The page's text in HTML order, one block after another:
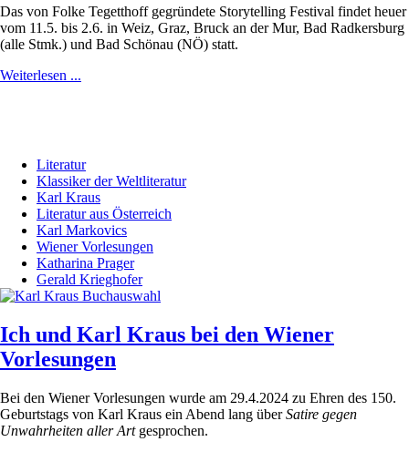
Das von Folke Tegetthoff gegründete Storytelling Festival findet heuer
vom 11.5. bis 2.6. in Weiz, Graz, Bruck an der Mur, Bad Radkersburg
(alle Stmk.) und Bad Schönau (NÖ) statt.
Weiterlesen ...
Literatur
Klassiker der Weltliteratur
Karl Kraus
Literatur aus Österreich
Karl Markovics
Wiener Vorlesungen
Katharina Prager
Gerald Krieghofer
Ich und Karl Kraus bei den Wiener
Vorlesungen
Bei den Wiener Vorlesungen wurde am 29.4.2024 zu Ehren des 150.
Geburtstags von Karl Kraus ein Abend lang überSatire gegen
Unwahrheiten aller Artgesprochen.